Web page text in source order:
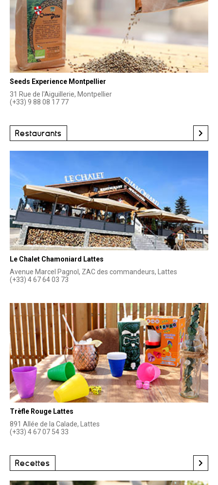
Seeds Experience Montpellier
31 Rue de l'Aiguillerie, Montpellier
(+33) 9 88 08 17 77
Restaurants
Le Chalet Chamoniard Lattes
Avenue Marcel Pagnol, ZAC des commandeurs, Lattes
(+33) 4 67 64 03 73
Trèfle Rouge Lattes
891 Allée de la Calade, Lattes
(+33) 4 67 07 54 33
Recettes